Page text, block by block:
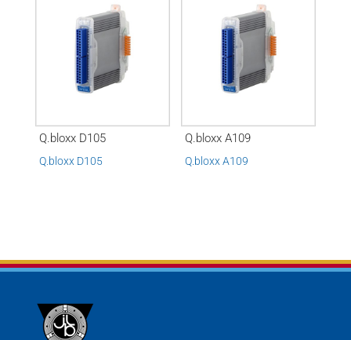
Q.bloxx D105
Q.bloxx D105
Q.bloxx A109
Q.bloxx A109